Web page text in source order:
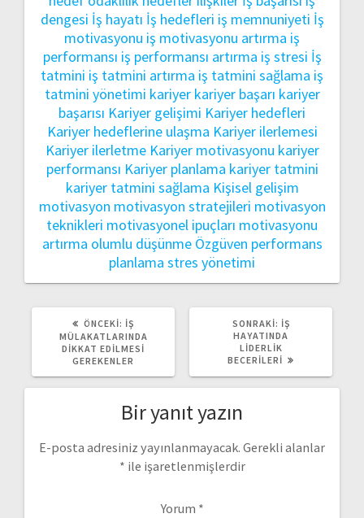
dengesi İş hayatı İş hedefleri iş memnuniyeti İş
motivasyonu iş motivasyonu artırma iş
performansı iş performansı artırma iş stresi İş
tatmini iş tatmini artırma iş tatmini sağlama iş
tatmini yönetimi kariyer kariyer başarı kariyer
başarısı Kariyer gelişimi Kariyer hedefleri
Kariyer hedeflerine ulaşma Kariyer ilerlemesi
Kariyer ilerletme Kariyer motivasyonu kariyer
performansı Kariyer planlama kariyer tatmini
kariyer tatmini sağlama Kişisel gelişim
motivasyon motivasyon stratejileri motivasyon
teknikleri motivasyonel ipuçları motivasyonu
artırma olumlu düşünme Özgüven performans
planlama stres yönetimi
ÖNCEKI: ÖNCEKI
YAZI:
İŞ
MÜLAKATLARINDA
DIKKAT EDILMESI
GEREKENLER
SONRAKI: SONRAKI
YAZI:
İŞ
HAYATINDA
LIDERLIK
BECERILERI
Bir yanıt yazın
E-posta adresiniz yayınlanmayacak. Gerekli alanlar
* ile işaretlenmişlerdir
Yorum *